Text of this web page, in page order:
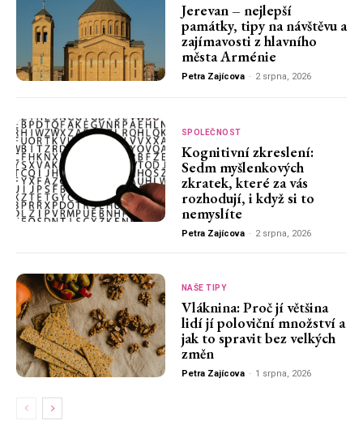
Jerevan – nejlepší
památky, tipy na návštěvu a
zajímavosti z hlavního
města Arménie
Petra Zajícova - 2 srpna, 2026
SPOLEČNOST
Kognitivní zkreslení:
Sedm myšlenkových
zkratek, které za vás
rozhodují, i když si to
nemyslíte
Petra Zajícova - 2 srpna, 2026
NAŠE TIPY
Vláknina: Proč jí většina
lidí jí poloviční množství a
jak to spravit bez velkých
změn
Petra Zajícova - 1 srpna, 2026